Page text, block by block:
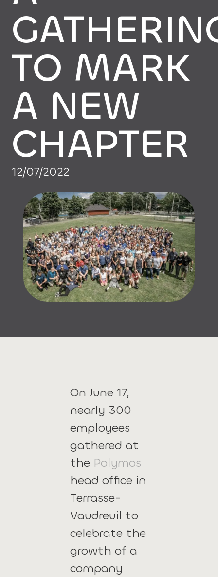
TO MARK
A NEW
CHAPTER
12/07/2022
On June 17,
nearly 300
employees
gathered at
the Polymos
head office in
Terrasse-
Vaudreuil to
celebrate the
growth of a
company